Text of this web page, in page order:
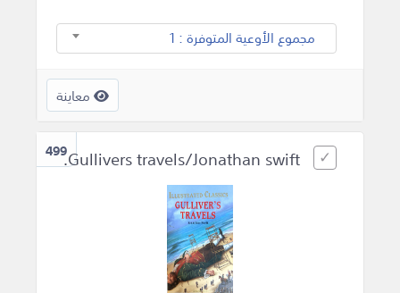
مجموع الأوعية المتوفرة : 1
معاينة
499